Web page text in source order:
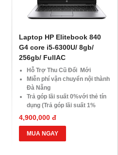
Laptop HP Elitebook 840
G4 core i5-6300U/ 8gb/
256gb/ FullAC
Hỗ Trợ Thu Cũ Đổi Mới
Miễn phí vận chuyển nội thành
Đà Nẵng
Trả góp lãi suất 0%với thẻ tín
dụng (Trả góp lãi suất 1%
HDsaison - chỉ cần CMND
BLX hoặc hộ khẩu gốc )
Giảm 20%khi nâng cấp Ram-
SSD
4,900,000 đ
MUA NGAY